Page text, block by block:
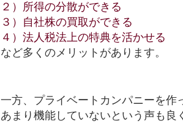
２）所得の分散ができる
３）自社株の買取ができる
４）法人税法上の特典を活かせる
など多くのメリットがあります。
一方、プライベートカンパニーを作
あまり機能していないという声も良